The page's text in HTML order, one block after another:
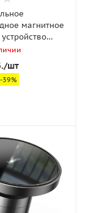
магнитное
Magnetic
Car
(Wireless
C
/шт
-39%